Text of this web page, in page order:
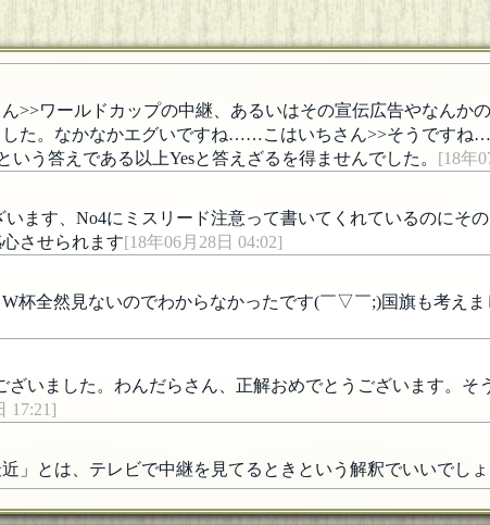
>>ワールドカップの中継、あるいはその宣伝広告やなんか
した。なかなかエグいですね……こはいちさん>>そうです
う答えである以上Yesと答えざるを得ませんでした。
[18年
ます、No4にミスリード注意って書いてくれているのにそ
させられます[18年06月28日 04:02]
杯全然見ないのでわからなかったです(￣▽￣;)国旗も考え
ざいました。わんだらさん、正解おめでとうございます。
17:21]
」とは、テレビで中継を見てるときという解釈でいいでしょ